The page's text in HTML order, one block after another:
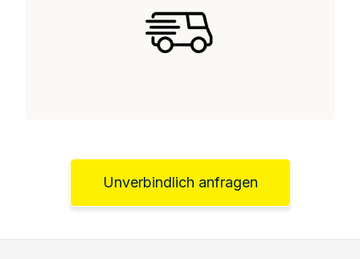
Unverbindlich anfragen